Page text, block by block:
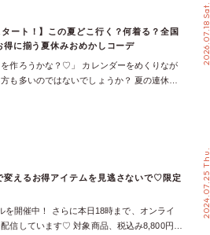
ート！】この夏どこ行く？何着る？全国
に揃う夏休みおめかしコーデ
作ろうかな？♡」 カレンダーをめくりなが
も多いのではないでしょうか？ 夏の連休や
季節。 今年も、axes femmeオンラインショ
ってきます♡ 今回は、全国の店舗で働く
ーディネート買い」して、お得にGETする
どころ＆お得なお買い物術を完全ガイド！ 7
、axes femme公式オンラインショップにて
服がお得に手に入るだけでなく、タイムセ
が盛りだくさんです♡ FESを200%お得に楽
2026.07.18 Sat.
変えるお得アイテムを見逃さないで♡限定
開催中！ さらに本日18時まで、オンライ
信しています♡ 対象商品、税込み8,800円以
2024.07.25 Thu.